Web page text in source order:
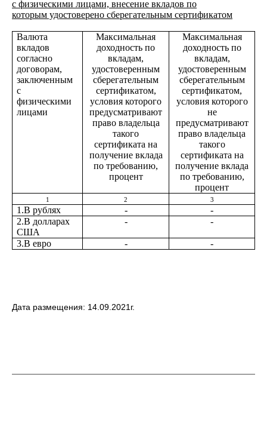
с физическими лицами, внесение вкладов по
которым удостоверено сберегательным сертификатом
Валюта
вкладов
согласно
договорам,
заключенным
с
физическими
лицами
Максимальная
доходность по
вкладам,
удостоверенным
сберегательным
сертификатом,
условия которого
предусматривают
право владельца
такого
сертификата на
получение вклада
по требованию,
процент
Максимальная
доходность по
вкладам,
удостоверенным
сберегательным
сертификатом,
условия которого
не
предусматривают
право владельца
такого
сертификата на
получение вклада
по требованию,
процент
1 2 3
1.В рублях -
-
2.В долларах
США
- -
3.В евро - -
Дата размещения: 14.09.2021г.